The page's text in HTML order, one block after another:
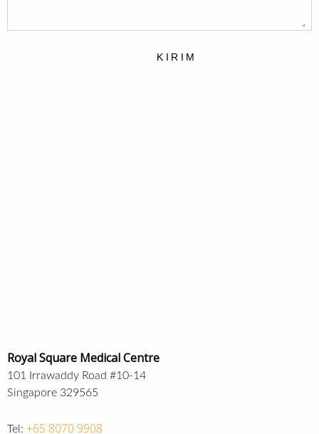
KIRIM
Royal Square Medical Centre
101 Irrawaddy Road #10-14
Singapore 329565
Tel: +65 8070 9908